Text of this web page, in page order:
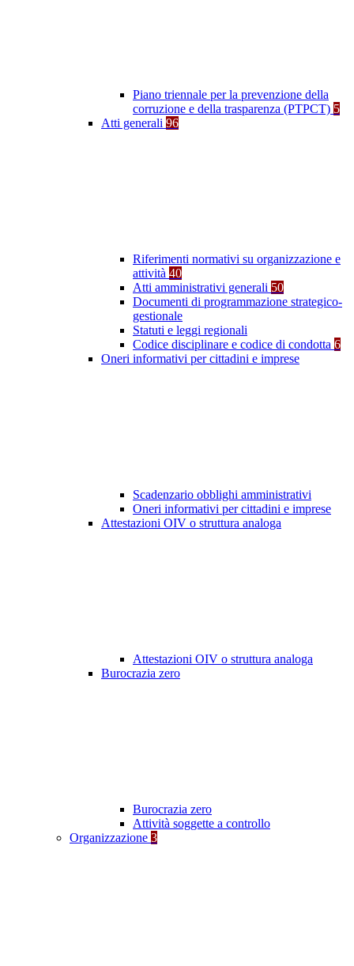
Piano triennale per la prevenzione della
corruzione e della trasparenza (PTPCT) 5
Atti generali 96
Riferimenti normativi su organizzazione e
attività 40
Atti amministrativi generali 50
Documenti di programmazione strategico-
gestionale
Statuti e leggi regionali
Codice disciplinare e codice di condotta 6
Oneri informativi per cittadini e imprese
Scadenzario obblighi amministrativi
Oneri informativi per cittadini e imprese
Attestazioni OIV o struttura analoga
Attestazioni OIV o struttura analoga
Burocrazia zero
Burocrazia zero
Attività soggette a controllo
Organizzazione 3